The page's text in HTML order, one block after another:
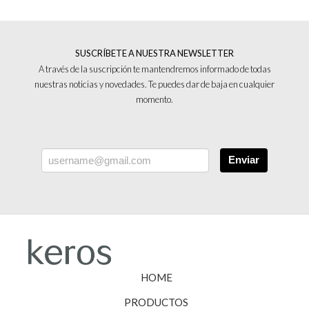
SUSCRÍBETE A NUESTRA NEWSLETTER
A través de la suscripción te mantendremos informado de todas
nuestras noticias y novedades. Te puedes dar de baja en cualquier
momento.
Enviar
HOME
PRODUCTOS